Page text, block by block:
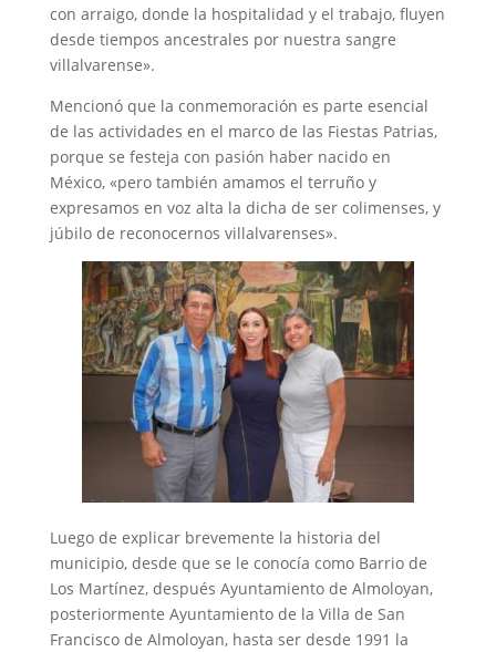
con arraigo, donde la hospitalidad y el trabajo, fluyen
desde tiempos ancestrales por nuestra sangre
villalvarense».
Mencionó que la conmemoración es parte esencial
de las actividades en el marco de las Fiestas Patrias,
porque se festeja con pasión haber nacido en
México, «pero también amamos el terruño y
expresamos en voz alta la dicha de ser colimenses, y
júbilo de reconocernos villalvarenses».
Luego de explicar brevemente la historia del
municipio, desde que se le conocía como Barrio de
Los Martínez, después Ayuntamiento de Almoloyan,
posteriormente Ayuntamiento de la Villa de San
Francisco de Almoloyan, hasta ser desde 1991 la